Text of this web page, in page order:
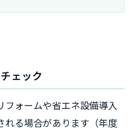
ェック
フォームや省エネ設備導入
れる場合があります（年度